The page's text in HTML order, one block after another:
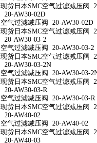
现货日本SMC空气过滤减压阀
20-AW30-02D
空气过滤减压阀 20-AW30-02D
现货日本SMC空气过滤减压阀
20-AW30-03-2
空气过滤减压阀 20-AW30-03-2
现货日本SMC空气过滤减压阀
20-AW30-03-2N
空气过滤减压阀 20-AW30-03-
现货日本SMC空气过滤减压阀
20-AW30-03-R
空气过滤减压阀 20-AW30-03-R
现货日本SMC空气过滤减压阀
20-AW40-02
空气过滤减压阀 20-AW40-02
现货日本SMC空气过滤减压阀
20-AW40-03